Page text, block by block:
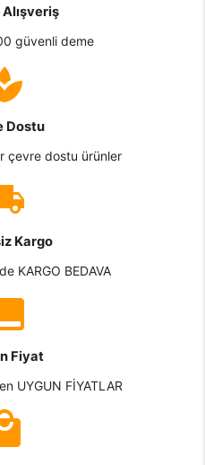
güvenli deme
Dostu
çevre dostu ürünler
Kargo
KARGO BEDAVA
Fiyat
UYGUN FİYATLAR